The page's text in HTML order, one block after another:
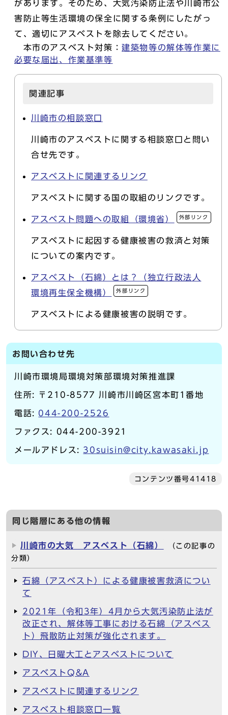
があります。そのため、大気汚染防止法や川崎市公
害防止等生活環境の保全に関する条例にしたがっ
て、適切にアスベストを除去してください。
本市のアスベスト対策：建築物等の解体等作業に
必要な届出、作業基準等
関連記事
川崎市の相談窓口
川崎市のアスベストに関する相談窓口と問い
合せ先です。
アスベストに関連するリンク
アスベストに関する国の取組のリンクです。
アスベスト問題への取組（環境省） 外部リンク
アスベストに起因する健康被害の救済と対策
についての案内です。
アスベスト（石綿）とは？（独立行政法人
環境再生保全機構）
外部リンク
アスベストによる健康被害の説明です。
お問い合わせ先
川崎市環境局環境対策部環境対策推進課
住所: 〒210-8577 川崎市川崎区宮本町1番地
電話: 044-200-2526
ファクス: 044-200-3921
メールアドレス: 30suisin@city.kawasaki.jp
コンテンツ番号41418
同じ階層にある他の情報
川崎市の大気 アスベスト（石綿）
（この記事の
分類）
石綿（アスベスト）による健康被害救済につい
て
2021年（令和3年）4月から大気汚染防止法が
改正され、解体等工事における石綿（アスベス
ト）飛散防止対策が強化されます。
DIY、日曜大工とアスベストについて
アスベストQ&A
アスベストに関連するリンク
アスベスト相談窓口一覧